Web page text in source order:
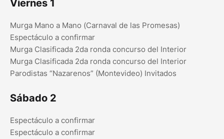
Viernes 1
Murga Mano a Mano (Carnaval de las Promesas)
Espectáculo a confirmar
Murga Clasificada 2da ronda concurso del Interior
Murga Clasificada 2da ronda concurso del Interior
Parodistas “Nazarenos” (Montevideo) Invitados
Sábado 2
Espectáculo a confirmar
Espectáculo a confirmar